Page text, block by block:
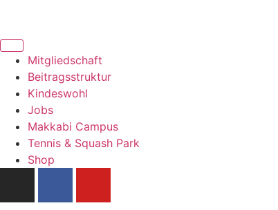
Mitgliedschaft
Beitragsstruktur
Kindeswohl
Jobs
Makkabi Campus
Tennis & Squash Park
Shop